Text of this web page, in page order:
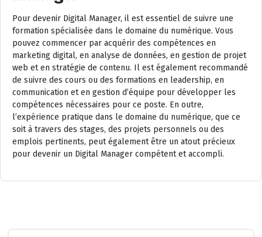
Pour devenir Digital Manager, il est essentiel de suivre une
formation spécialisée dans le domaine du numérique. Vous
pouvez commencer par acquérir des compétences en
marketing digital, en analyse de données, en gestion de projet
web et en stratégie de contenu. Il est également recommandé
de suivre des cours ou des formations en leadership, en
communication et en gestion d’équipe pour développer les
compétences nécessaires pour ce poste. En outre,
l’expérience pratique dans le domaine du numérique, que ce
soit à travers des stages, des projets personnels ou des
emplois pertinents, peut également être un atout précieux
pour devenir un Digital Manager compétent et accompli.